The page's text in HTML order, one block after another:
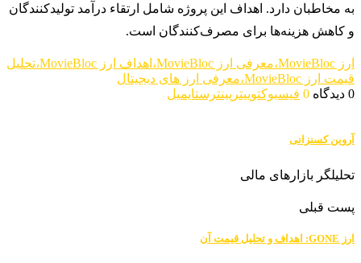
به مخاطبان دارد. اهداف این پروژه شامل ارتقاء درآمد تولیدکنندگان
و کاهش هزینه‌ها برای مصرف‌کنندگان است.
ارز MovieBloc،معرفی ارز MovieBloc،اهداف ارز MovieBloc،تحلیل
قیمت ارز MovieBloc،معرفی ارز های دیجیتال
0 دیدگاه
0 فیسبوکتوییتر پینترستایمیل
آروین کسنزانی
تحلیلگر بازارهای مالی
پست قبلی
ارز GONE: اهداف و تحلیل قیمت آن